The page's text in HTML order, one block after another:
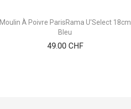
Moulin À Poivre ParisRama U'Select 18cm
Bleu
49.00 CHFPrix